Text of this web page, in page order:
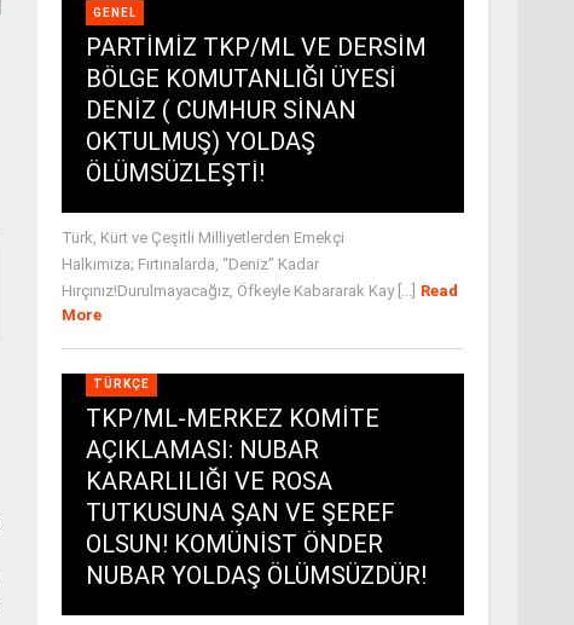
GENEL
PARTİMİZ TKP/ML VE DERSİM
BÖLGE KOMUTANLIĞI ÜYESİ
DENİZ ( CUMHUR SİNAN
OKTULMUŞ) YOLDAŞ
ÖLÜMSÜZLEŞTİ!
Türk, Kürt ve Çeşitli Milliyetlerden Emekçi
Halkımıza; Fırtınalarda, “Deniz” Kadar
Hırçınız!Durulmayacağız, Öfkeyle Kabararak Kay [...] Read
More
TÜRKÇE
TKP/ML-MERKEZ KOMİTE
AÇIKLAMASI: NUBAR
KARARLILIĞI VE ROSA
TUTKUSUNA ŞAN VE ŞEREF
OLSUN! KOMÜNİST ÖNDER
NUBAR YOLDAŞ ÖLÜMSÜZDÜR!